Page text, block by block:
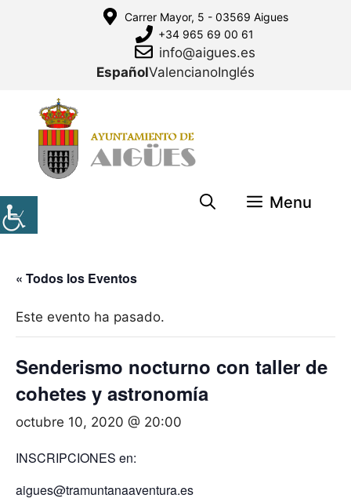
Carrer Mayor, 5 - 03569 Aigues
+34 965 69 00 61
info@aigues.es
EspañolValencianoInglés
Menu
« Todos los Eventos
Este evento ha pasado.
Senderismo nocturno con taller de
cohetes y astronomía
octubre 10, 2020 @ 20:00
INSCRIPCIONES en:
aigues@tramuntanaaventura.es